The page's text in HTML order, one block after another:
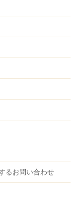
るお問い合わせ